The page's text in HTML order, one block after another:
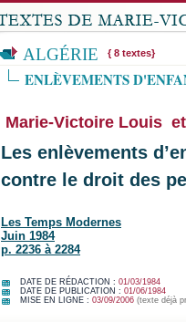
ALGÉRIE { 8 textes}
ENLÈVEMENTS
Marie-Victoire Louis
Les enlèvements
contre le droit des
Les Temps Modernes
Juin 1984
p. 2236 à 2284
DATE DE RÉDACTION : 01/03/1984
DATE DE PUBLICATION : 01/06/1984
MISE EN LIGNE : 03/09/2006 (texte déjà